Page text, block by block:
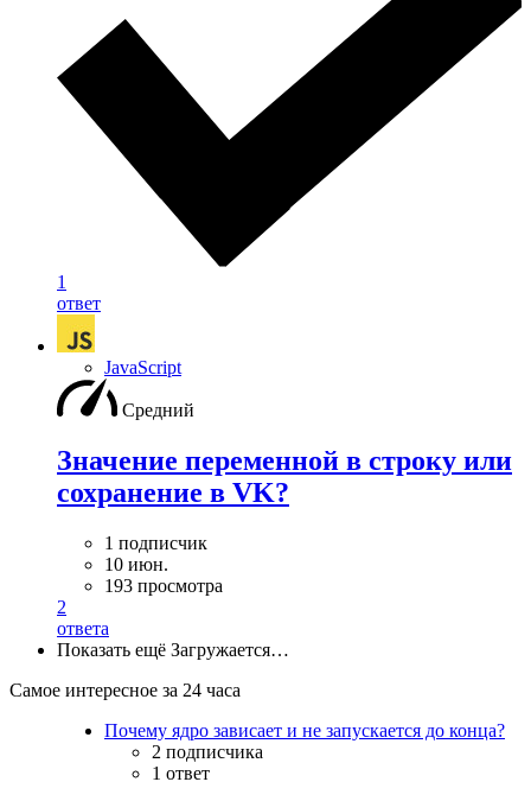
1
ответ
JavaScript
Средний
Значение переменной в строку или
сохранение в VK?
1 подписчик
10 июн.
193 просмотра
2
ответа
Показать ещё Загружается…
Самое интересное за 24 часа
Почему ядро зависает и не запускается до конца?
2 подписчика
1 ответ